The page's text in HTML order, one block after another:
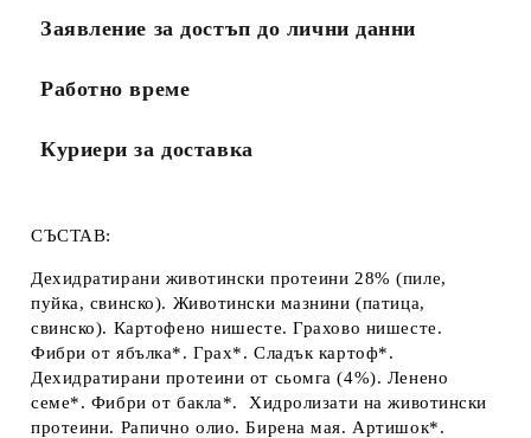
Заявление за достъп до лични данни
Работно време
Куриери за доставка
СЪСТАВ:
Дехидратирани животински протеини 28% (пиле,
пуйка, свинско). Животински мазнини (патица,
cвинско). Картофено нишесте. Грахово нишесте.
Фибри от ябълка*. Грах*. Cладък картоф*.
Дехидратирани протеини от сьомга (4%). Ленено
семе*. Фибри от бакла*. Хидролизати на животински
протеини. Рапично олио. Бирена мая. Артишок*.